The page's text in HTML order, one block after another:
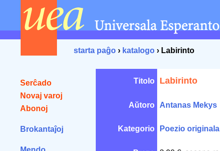
starta paĝo › katalogo › Labirinto
Serĉado
Novaj varoj
Abonoj
Brokantaĵoj
Titolo Labirinto
Aŭtoro Antanas Mekys
Kategorio Poezio originala